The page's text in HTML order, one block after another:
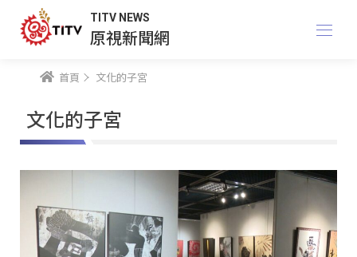
TITV NEWS
原視新聞網
首頁 文化的子宮
文化的子宮